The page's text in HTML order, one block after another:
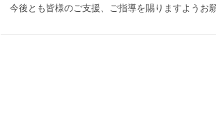
今後とも皆様のご支援、ご指導を賜りますようお